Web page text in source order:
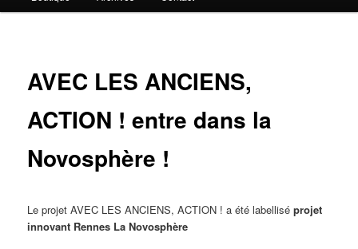
AVEC LES ANCIENS,
ACTION ! entre dans la
Novosphère !
Le projet AVEC LES ANCIENS, ACTION ! a été labelliséprojet
innovant Rennes La Novosphère